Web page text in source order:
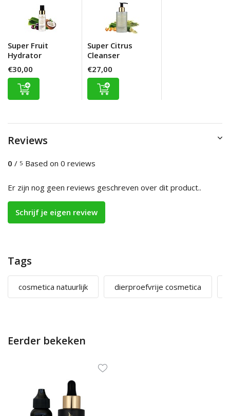
Super Fruit
Hydrator
€30,00
Super Citrus
Cleanser
€27,00
Reviews
0 / 5 Based on 0 reviews
Er zijn nog geen reviews geschreven over dit product..
Schrijf je eigen review
Tags
cosmetica natuurlijk dierproefvrije cosmetica
Eerder bekeken